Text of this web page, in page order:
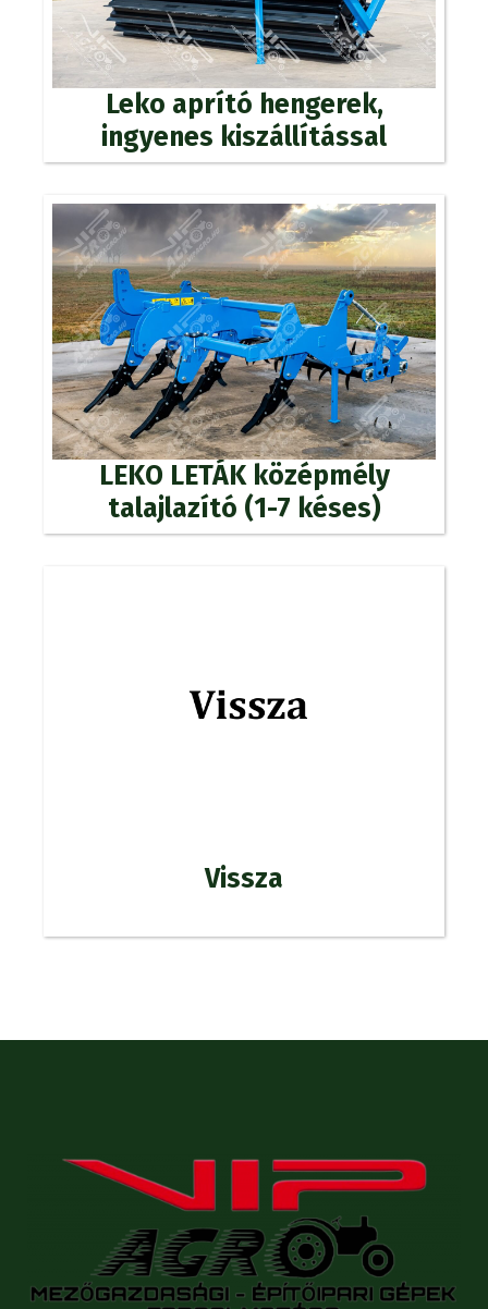
Leko aprító hengerek,
ingyenes kiszállítással
LEKO LETÁK középmély
talajlazító (1-7 késes)
Vissza